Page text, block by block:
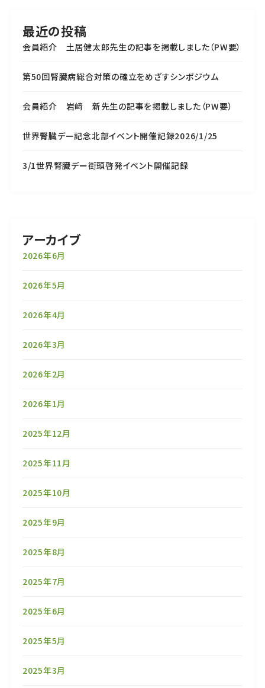
最近の投稿
会員紹介 土居健太郎先生の記事を掲載しました（PW要）
第50回腎臓病総合対策の確立をめざすシンポジウム
会員紹介 岩﨑 新先生の記事を掲載しました（PW要）
世界腎臓デー記念北部イベント開催記録2026/1/25
3/1世界腎臓デー街頭啓発イベント開催記録
アーカイブ
2026年6月
2026年5月
2026年4月
2026年3月
2026年2月
2026年1月
2025年12月
2025年11月
2025年10月
2025年9月
2025年8月
2025年7月
2025年6月
2025年5月
2025年3月